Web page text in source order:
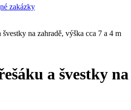
švestky na zahradě, výška cca 7 a 4 m
a švestky